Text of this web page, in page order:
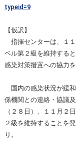
typeid=9
【仮訳】
指揮センターは、１
ベル第２級を維持する
感染対策措置への協力
国内の感染状況が緩
係機関との連絡・協議
（２８日）、１１月２
２級を維持することを
り。